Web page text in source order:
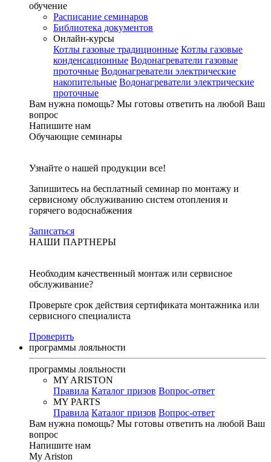
обучение
Расписание семинаров
Библиотека документов
Онлайн-курсы
Котлы газовые традиционные Котлы газовые
конденсационные Водонагреватели газовые
проточные Водонагреватели электрические
накопительные Водонагреватели электрические
проточные
Вам нужна помощь? Мы готовы ответить на любой Ваш
вопрос
Напишите нам
Обучающие семинары
Узнайте о нашей продукции все!
Запишитесь на бесплатный семинар по монтажу и
сервисному обслуживанию систем отопления и
горячего водоснабжения
Записаться
НАШИ ПАРТНЕРЫ
Необходим качественный монтаж или сервисное
обслуживание?
Проверьте срок действия сертификата монтажника или
сервисного специалиста
Проверить
программы лояльности
программы лояльности
MY ARISTON
Правила Каталог призов Вопрос-ответ
MY PARTS
Правила Каталог призов Вопрос-ответ
Вам нужна помощь? Мы готовы ответить на любой Ваш
вопрос
Напишите нам
My Ariston